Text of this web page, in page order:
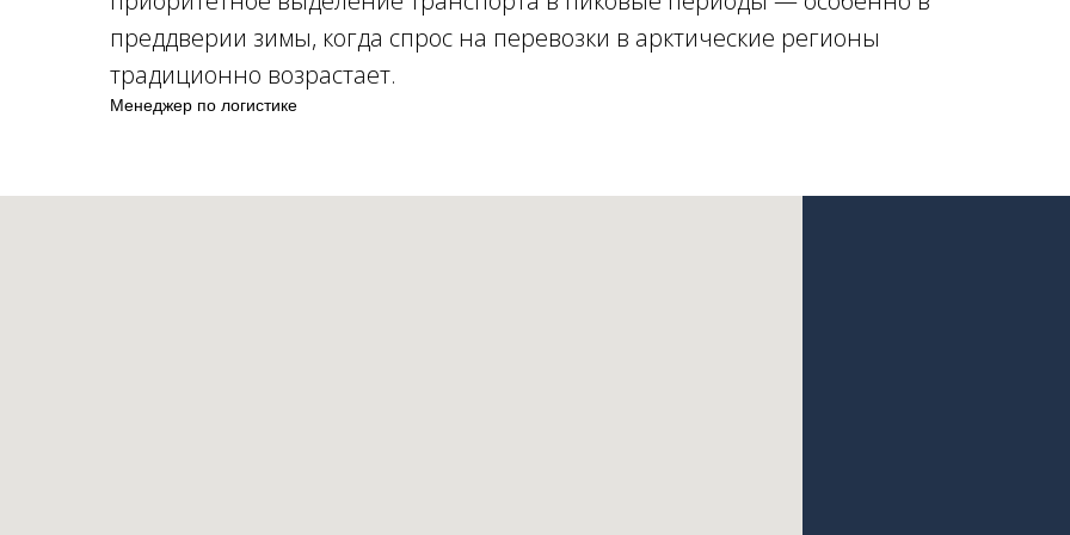
преддверии зимы, когда спрос на перевозки в арктические регионы
традиционно возрастает.
Менеджер по логистике